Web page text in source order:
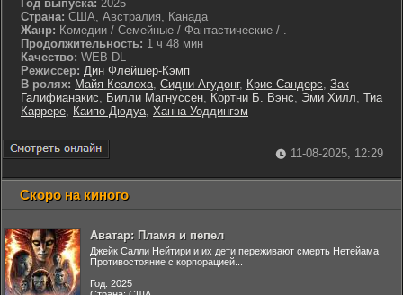
Год выпуска: 2025
Страна: США, Австралия, Канада
Жанр: Комедии / Семейные / Фантастические / .
Продолжительность: 1 ч 48 мин
Качество: WEB-DL
Режиссер: Дин Флейшер-Кэмп
В ролях: Майя Кеалоха, Сидни Агудонг, Крис Сандерс, Зак
Галифианакис, Билли Магнуссен, Кортни Б. Вэнс, Эми Хилл, Тиа
Каррере, Каипо Дюдуа, Ханна Уоддингэм
11-08-2025, 12:29
Скоро на киного
Аватар: Пламя и пепел
Джейк Салли Нейтири и их дети переживают смерть Нетейама
Противостояние с корпорацией...
Год: 2025